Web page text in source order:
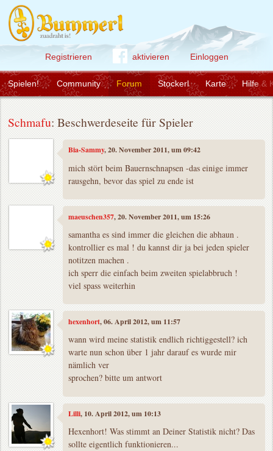
Registrieren aktivieren Einloggen
Community Forum Stockerl Karte Hilfe &
Spielen!
Schmafu: Beschwerdeseite für Spieler
Bia-Sammy, 20. November 2011, um 09:42
mich stört beim Bauernschnapsen -das einige immer
rausgehn, bevor das spiel zu ende ist
maeuschen357, 20. November 2011, um 15:26
samantha es sind immer die gleichen die abhaun .
kontrollier es mal ! du kannst dir ja bei jeden spieler
notitzen machen .
ich sperr die einfach beim zweiten spielabbruch !
viel spass weiterhin
hexenhort, 06. April 2012, um 11:57
wann wird meine statistik endlich richtiggestell? ich
warte nun schon über 1 jahr darauf es wurde mir
nämlich ver
sprochen? bitte um antwort
Lilli, 10. April 2012, um 10:13
Hexenhort! Was stimmt an Deiner Statistik nicht? Das
sollte eigentlich funktionieren...